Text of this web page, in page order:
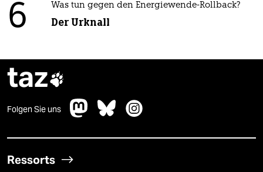
6 Was tun gegen den Energiewende-Rollback?
Der Urknall
taz
Folgen Sie uns
Ressorts